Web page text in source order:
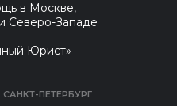
в Москве,
Северо-Западе
Юрист»
САНКТ-ПЕТЕРБУРГ